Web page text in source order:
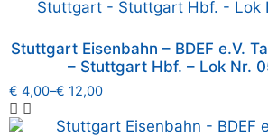
Stuttgart Eisenbahn – BDEF e.V.
– Stuttgart Hbf. – Lok Nr.
€ 4,00–€ 12,00